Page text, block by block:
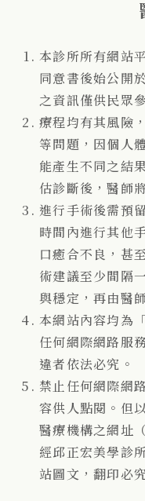
本診所所有網站
同意書後始公開
之資訊僅供民眾
療程均有其風險
等問題，因個人
能產生不同之結
估診斷後，醫師
進行手術後需預
時間內進行其他
口癒合不良，甚
術建議至少間隔
與穩定，再由醫
本網站內容均為
任何網際網路服
違者依法必究。
禁止任何網際網
容供人點閱。但
醫療機構之網址
經邱正宏美學診
站圖文，翻印必